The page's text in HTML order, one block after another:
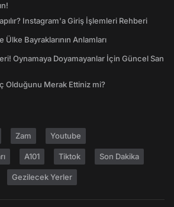
Instagram'a Giriş İşlemleri Rehberi
Ülke Bayraklarının Anlamları
Oynamaya Doyamayanlar İçin Güncel San
Olduğunu Merak Ettiniz mi?
Zam Youtube
A101 Tiktok Son Dakika
Gezilecek Yerler